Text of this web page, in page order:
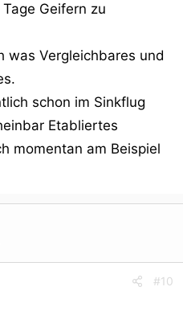
Geifern zu
was Vergleichbares und
schon im Sinkflug
Etabliertes
momentan am Beispiel
#10